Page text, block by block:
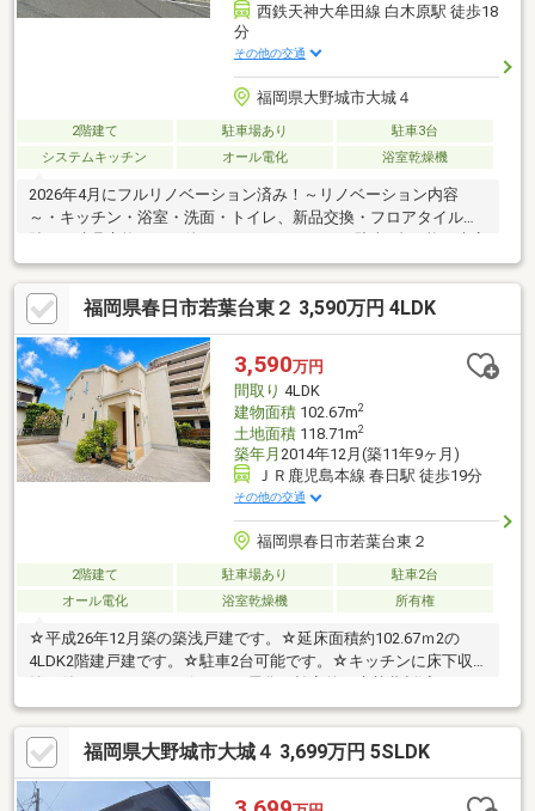
西鉄天神大牟田線 白木原駅 徒歩18
分
その他の交通
福岡県大野城市大城４
2階建て 駐車場あり
駐車3台
システムキッチン
オール電化 浴室乾燥機
2026年4月にフルリノベーション済み！～リノベーション内容
～・キッチン・浴室・洗面・トイレ、新品交換・フロアタイル上
時も安心！ 角地のため、日当たり・通風良好なオール電化物
件！『くらしまるごと』のヤマダデンキの不動産なら家電・家具
もワンストップで揃います！まずはお気軽にお問い合わせくださ
い。お問い合わせは・・・ヤマダデンキ 不動産事業部 TLS福
岡志免本店TEL：092-405-5566 まで！
福岡県春日市若葉台東２ 3,590万円 4LDK
3,590万円
間取り 4LDK
建物面積102.67m2
土地面積118.71m2
築年月 2014年12月(築11年9ヶ月)
ＪＲ鹿児島本線 春日駅 徒歩19分
その他の交通
福岡県春日市若葉台東２
2階建て 駐車場あり
駐車2台
オール電化
浴室乾燥機 所有権
☆平成26年12月築の築浅戸建です。☆延床面積約102.67ｍ2の
4LDK2階建戸建です。☆駐車2台可能です。☆キッチンに床下収
ます♪☆春日東小学校まで、徒歩約9分！春日東中学校まで、徒歩
約9分！お子様の通学も安心です！☆周辺には、徒歩圏内に「サ
ニーちくし台店」「樋口病院」「ファミリーマート春日若葉台東
３丁目店」などがあり周辺施設充実しております。☆リフォーム
のご相談承ります。☆交通量少なく、閑静な住宅街です！子育て
福岡県大野城市大城４ 3,699万円 5SLDK